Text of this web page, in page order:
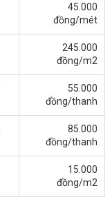
45.000
đồng/mét
245.000
đồng/m2
55.000
đồng/thanh
85.000
đồng/thanh
15.000
đồng/m2